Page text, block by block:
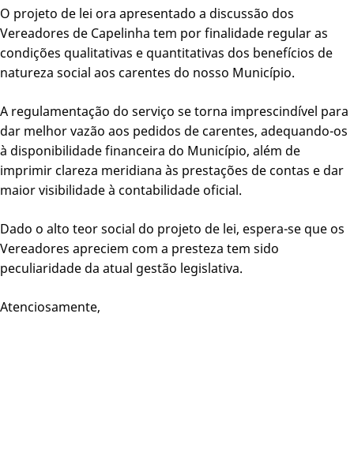
O projeto de lei ora apresentado a discussão dos
Vereadores de Capelinha tem por finalidade regular as
condições qualitativas e quantitativas dos benefícios de
natureza social aos carentes do nosso Município.
A regulamentação do serviço se torna imprescindível para
dar melhor vazão aos pedidos de carentes, adequando-os
à disponibilidade financeira do Município, além de
imprimir clareza meridiana às prestações de contas e dar
maior visibilidade à contabilidade oficial.
Dado o alto teor social do projeto de lei, espera-se que os
Vereadores apreciem com a presteza tem sido
peculiaridade da atual gestão legislativa.
Atenciosamente,